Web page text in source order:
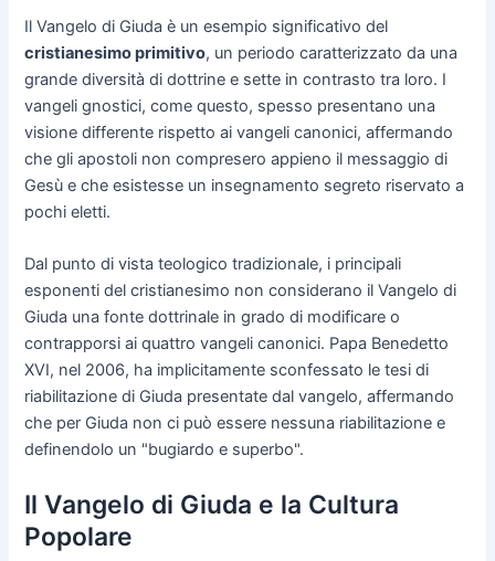
Il Vangelo di Giuda è un esempio significativo del
cristianesimo primitivo, un periodo caratterizzato da una
grande diversità di dottrine e sette in contrasto tra loro. I
vangeli gnostici, come questo, spesso presentano una
visione differente rispetto ai vangeli canonici, affermando
che gli apostoli non compresero appieno il messaggio di
Gesù e che esistesse un insegnamento segreto riservato a
pochi eletti.
Dal punto di vista teologico tradizionale, i principali
esponenti del cristianesimo non considerano il Vangelo di
Giuda una fonte dottrinale in grado di modificare o
contrapporsi ai quattro vangeli canonici. Papa Benedetto
XVI, nel 2006, ha implicitamente sconfessato le tesi di
riabilitazione di Giuda presentate dal vangelo, affermando
che per Giuda non ci può essere nessuna riabilitazione e
definendolo un "bugiardo e superbo".
Il Vangelo di Giuda e la Cultura
Popolare